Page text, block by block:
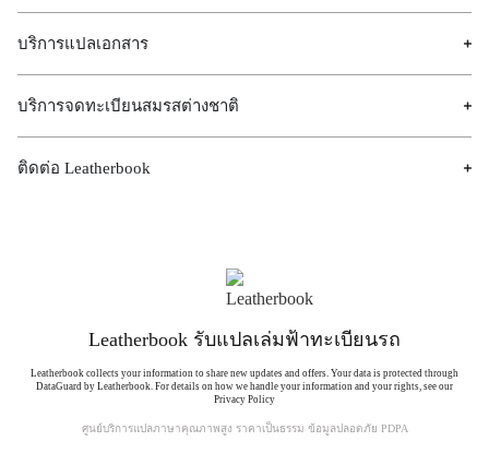
บริการแปลเอกสาร
บริการจดทะเบียนสมรสต่างชาติ
ติดต่อ Leatherbook
Leatherbook รับแปลเล่มฟ้าทะเบียนรถ
Leatherbook collects your information to share new updates and offers. Your data is protected through
DataGuard by Leatherbook. For details on how we handle your information and your rights, see our
Privacy Policy
ศูนย์บริการแปลภาษาคุณภาพสูง ราคาเป็นธรรม ข้อมูลปลอดภัย PDPA